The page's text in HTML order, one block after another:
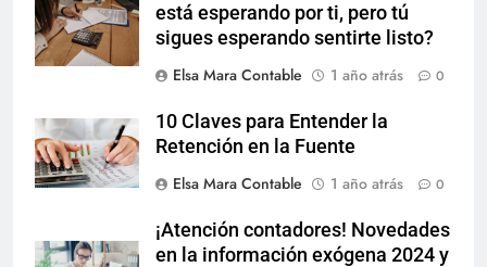
está esperando por ti, pero tú
sigues esperando sentirte listo?
Elsa Mara Contable
1 año atrás 0
10 Claves para Entender la
Retención en la Fuente
Elsa Mara Contable
1 año atrás 0
¡Atención contadores! Novedades
en la información exógena 2024 y